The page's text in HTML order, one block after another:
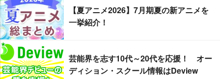
【夏アニメ2026】7月期夏の新アニメを
一挙紹介！
芸能界を志す10代～20代を応援！ オー
ディション・スクール情報はDeview